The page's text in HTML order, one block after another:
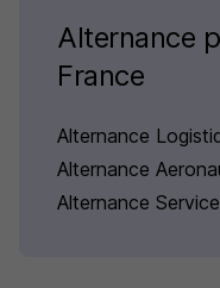
Alternance
France
Alternance
Alternance
Alternance Service